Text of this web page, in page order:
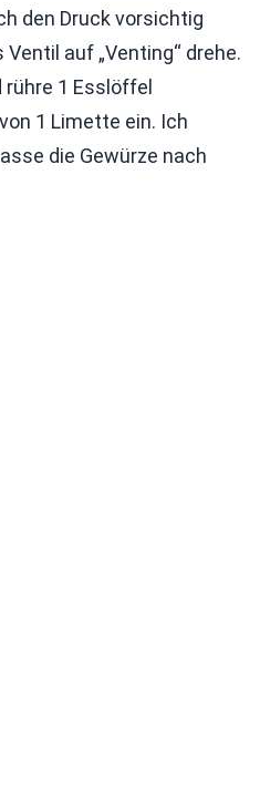
den Druck vorsichtig
auf „Venting“ drehe.
rühre 1 Esslöffel
1 Limette ein. Ich
die Gewürze nach